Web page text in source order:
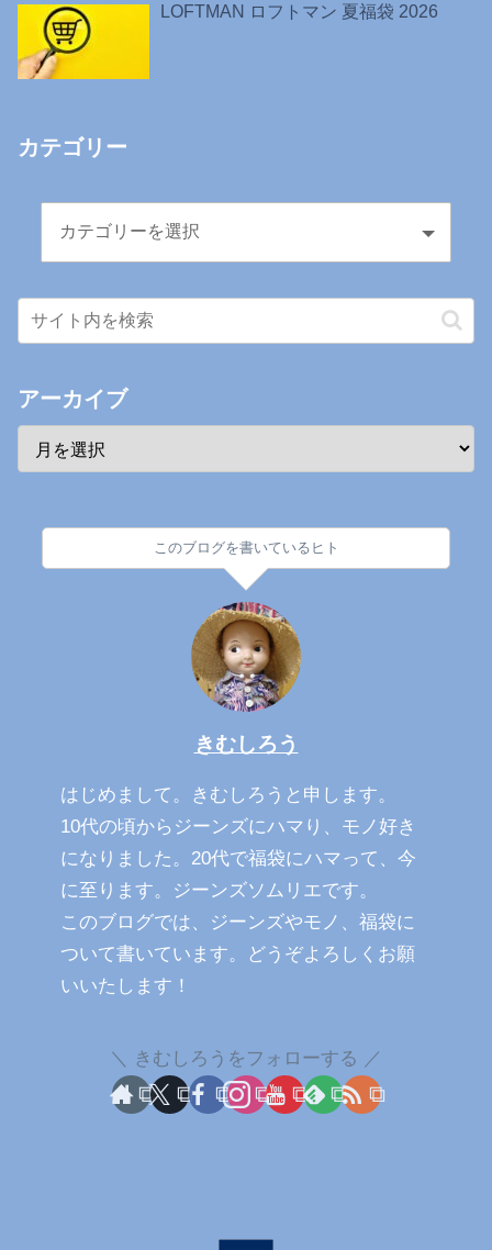
LOFTMAN ロフトマン 夏福袋 2026
カテゴリー
アーカイブ
このブログを書いているヒト
きむしろう
はじめまして。きむしろうと申します。
10代の頃からジーンズにハマり、モノ好き
になりました。20代で福袋にハマって、今
に至ります。ジーンズソムリエです。
このブログでは、ジーンズやモノ、福袋に
ついて書いています。どうぞよろしくお願
いいたします！
きむしろうをフォローする